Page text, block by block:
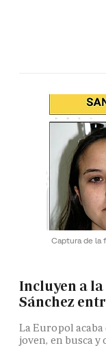
Captura de la
Incluyen a
Sánchez
La Europol
joven, en busca y